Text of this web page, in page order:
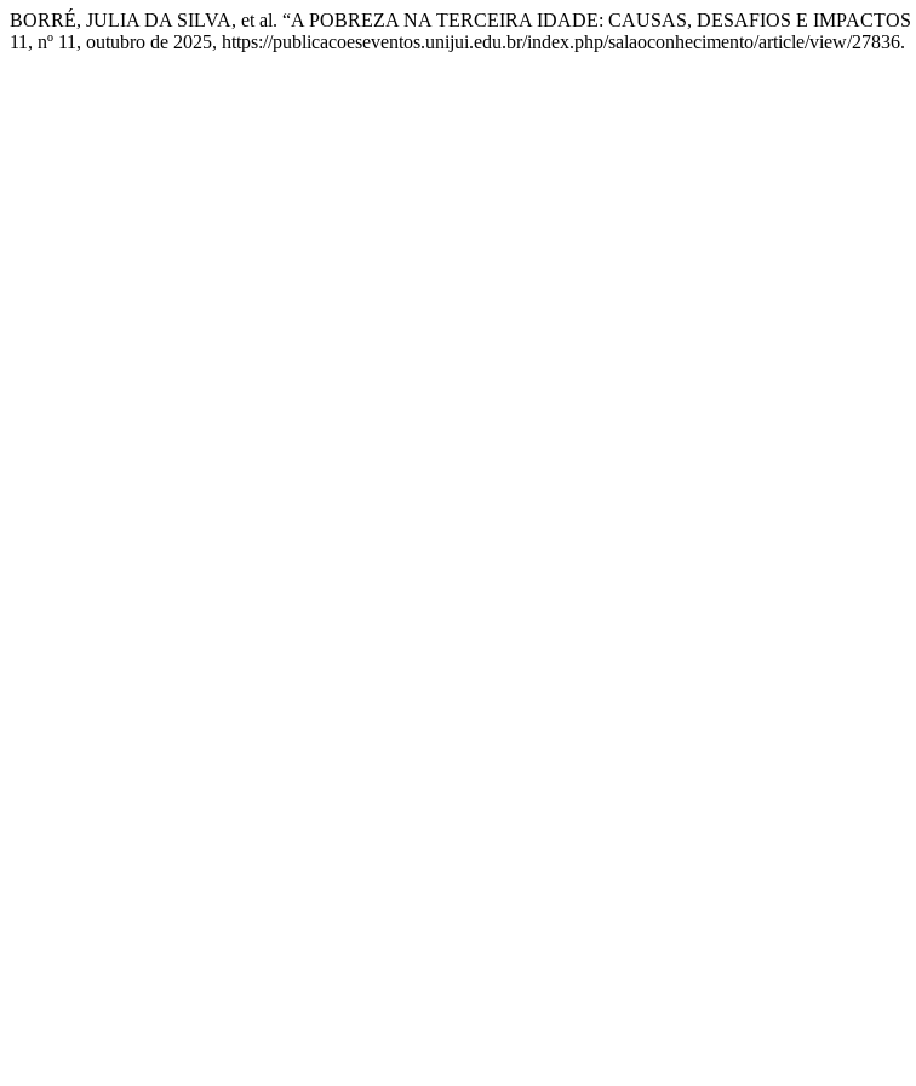
BORRÉ, JULIA DA SILVA, et al. “A POBREZA NA TERCEIRA IDADE: CAUSAS, DESAFIOS E
11, nº 11, outubro de 2025, https://publicacoeseventos.unijui.edu.br/index.php/salaoconhecimento/article/view/27836.